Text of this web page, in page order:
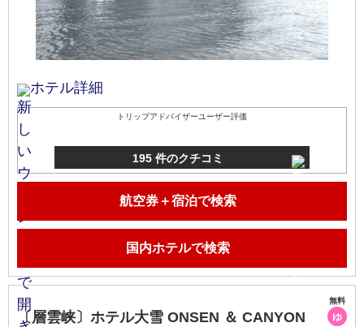
ホテル詳細
トリップアドバイザーユーザー評価
195 件のクチコミ
航空券＋宿泊で検索
国内ホテルで検索
〔層雲峡〕ホテル大雪 ONSEN ＆ CANYON
無料
ゆ